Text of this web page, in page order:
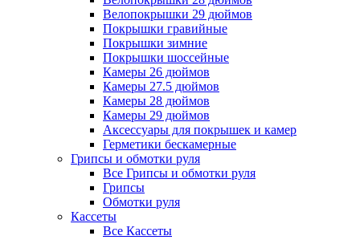
Велопокрышки 29 дюймов
Покрышки гравийные
Покрышки зимние
Покрышки шоссейные
Камеры 26 дюймов
Камеры 27.5 дюймов
Камеры 28 дюймов
Камеры 29 дюймов
Аксессуары для покрышек и камер
Герметики бескамерные
Грипсы и обмотки руля
Все Грипсы и обмотки руля
Грипсы
Обмотки руля
Кассеты
Все Кассеты